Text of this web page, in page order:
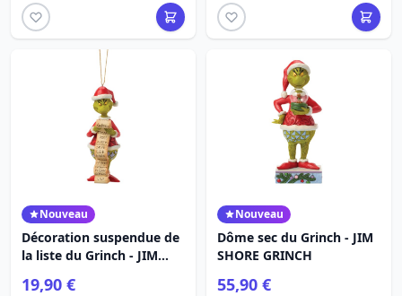
Nouveau
Décoration suspendue de
la liste du Grinch - JIM
19,90 €
Nouveau
Dôme sec du Grinch - JIM
SHORE GRINCH
55,90 €